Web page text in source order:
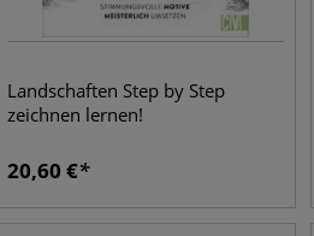
Landschaften Step by Step
zeichnen lernen!
20,60 €